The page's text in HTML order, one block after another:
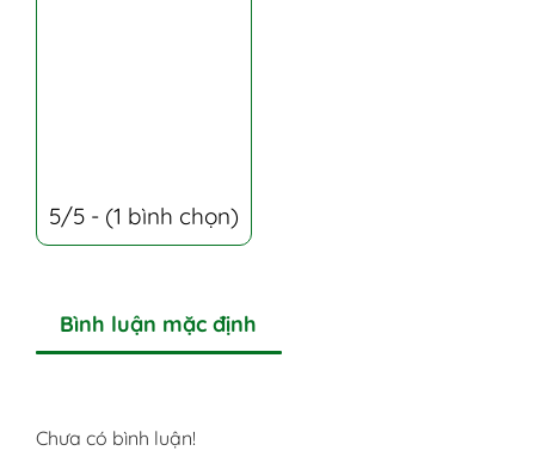
5/5 - (1 bình chọn)
Bình luận mặc định
Chưa có bình luận!